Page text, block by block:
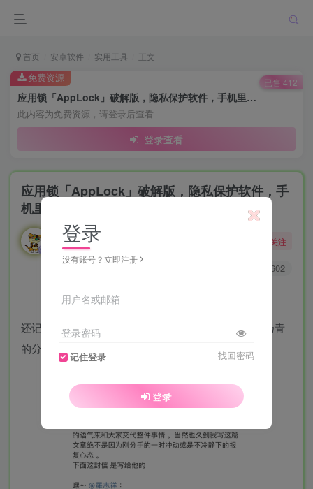
首页 安卓软件 实用工具 正文
应用锁「AppLock」破解版，隐私保护软件，手机里的“私密”地带！
此内容为免费资源，请登录后查看
登录查看
免费资源 已售 412
应用锁「AppLock」破解版，隐私保护软件，手
机里的“私密”地带！
勇敢的大野狼
酒醒只在花前坐，酒醉还来花下眠。
关注
602
还记得4月份时罗志祥“多人运动”事件吗？回顾一下周扬青
的分手小作文实在是，emmmm……
登录
没有账号？立即注册
用户名或邮箱
登录密码
记住登录 找回密码
登录